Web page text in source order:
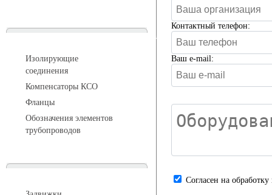
Соединительные детали трубопровода
Изолирующие
соединения
Компенсаторы КСО
Фланцы
Обозначения элементов
трубопроводов
Контактный телефон:
Ваш e-mail:
Cогласен на